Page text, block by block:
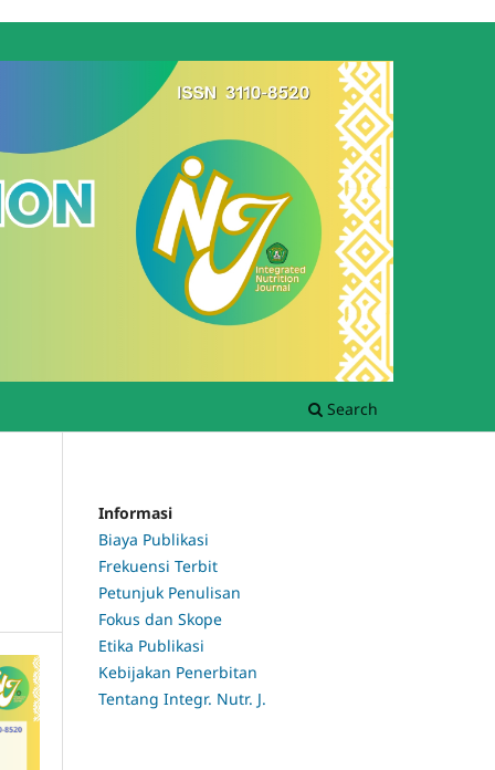
Search
Informasi
Biaya Publikasi
Frekuensi Terbit
Petunjuk Penulisan
Fokus dan Skope
Etika Publikasi
Kebijakan Penerbitan
Tentang Integr. Nutr. J.